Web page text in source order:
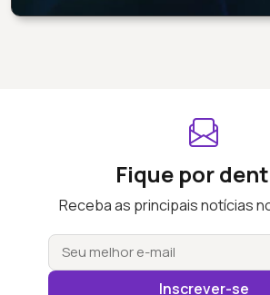
Fique por
Receba as principais notícias
Inscrever-se